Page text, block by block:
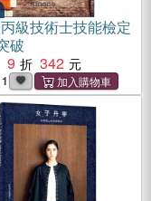
級技術士技能檢定
破
9
342